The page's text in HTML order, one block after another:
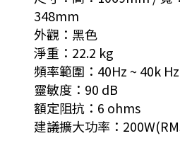
348mm
外觀：黑色
淨重：22.2 kg
頻率範圍：40Hz ~ 40k Hz
靈敏度：90 dB
額定阻抗：6 ohms
建議擴大功率：